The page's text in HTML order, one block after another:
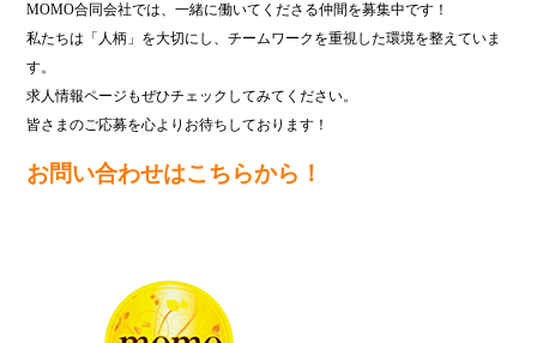
MOMO合同会社では、一緒に働いてくださる仲間を募集中です！
私たちは「人柄」を大切にし、チームワークを重視した環境を整えていま
す。
求人情報ページもぜひチェックしてみてください。
皆さまのご応募を心よりお待ちしております！
お問い合わせはこちらから！